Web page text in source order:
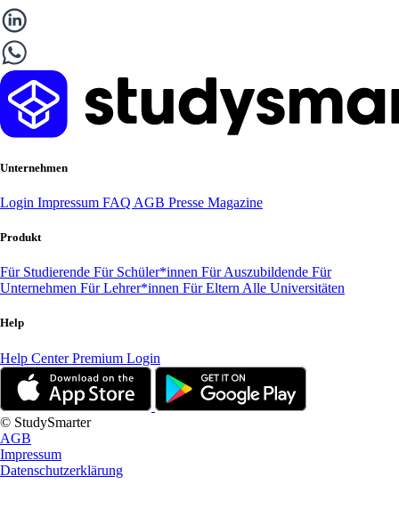
Unternehmen
Login Impressum FAQ AGB Presse Magazine
Produkt
Für Studierende Für Schüler*innen Für Auszubildende Für
Unternehmen Für Lehrer*innen Für Eltern Alle Universitäten
Help
Help CenterPremium Login
© StudySmarter
AGB
Impressum
Datenschutzerklärung